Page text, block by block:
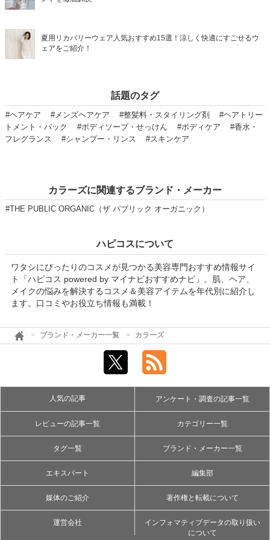
夏用リカバリーウェア人気おすすめ15選！涼しく快適にすごせるウ
ェアをご紹介！
話題のタグ
#ヘアケア #メンズヘアケア #整髪料・スタイリング剤
#ヘアトリー
トメント・パック
#ボディソープ・せっけん #ボディケア
#香水・
フレグランス
#シャンプー・リンス #スキンケア
カラーズに関連するブランド・メーカー
#THE PUBLIC ORGANIC（ザ パブリック オーガニック）
ハピコスについて
ワタシにぴったりのコスメが見つかる美容専門おすすめ情報サイ
ト「ハピコス powered by マイナビおすすめナビ」。肌、ヘア、
メイクの悩みを解決するコスメ＆美容アイテムを年代別に紹介し
ます。口コミやお役立ち情報も満載！
ブランド・メーカー一覧 カラーズ
人気の記事 アンケート・調査の記事一覧
レビューの記事一覧 カテゴリー一覧
タグ一覧 ブランド・メーカー一覧
エキスパート 編集部
媒体のご紹介 著作権と転載について
運営会社
インフォマティブデータの取り扱い
について